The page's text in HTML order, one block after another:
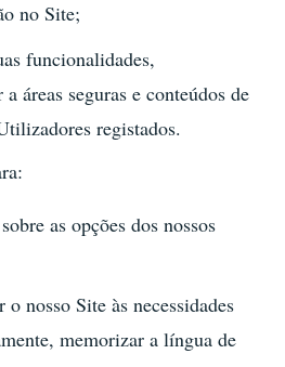
no Site;
funcionalidades,
áreas seguras e conteúdos de
registados.
as opções dos nossos
nosso Site às necessidades
memorizar a língua de